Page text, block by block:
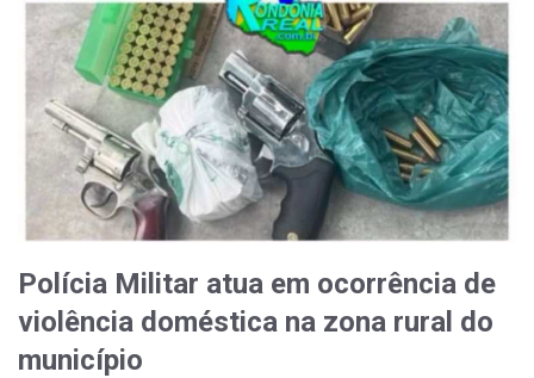
Polícia Militar atua em ocorrência de
violência doméstica na zona rural do
município